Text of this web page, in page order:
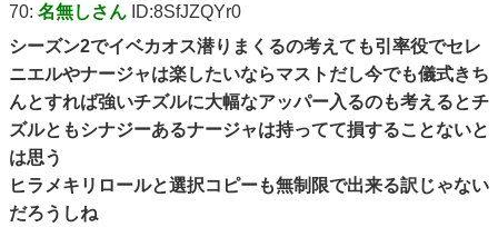
70: 名無しさん ID:8SfJZQYr0
シーズン2でイベカオス潜りまくるの考えても引率役でセレ
ニエルやナージャは楽したいならマストだし今でも儀式きち
んとすれば強いチズルに大幅なアッパー入るのも考えるとチ
ズルともシナジーあるナージャは持ってて損することないと
は思う
ヒラメキリロールと選択コピーも無制限で出来る訳じゃない
だろうしね